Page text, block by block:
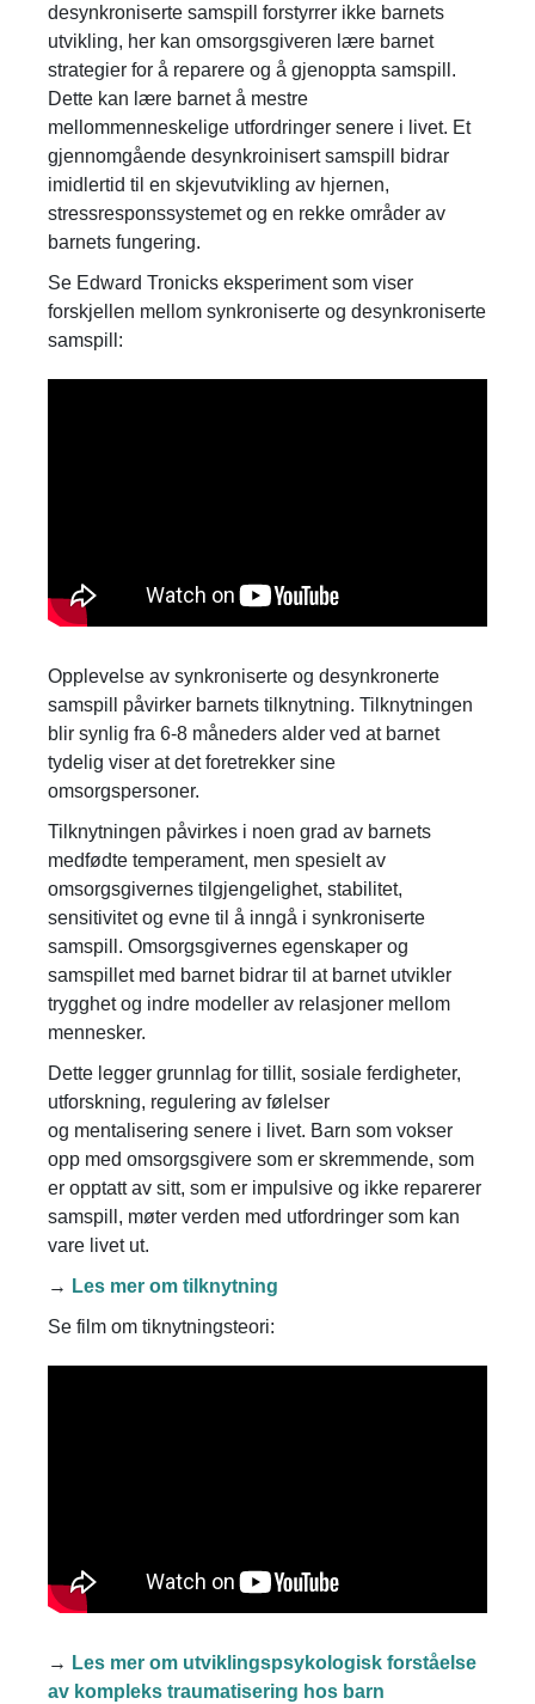
desynkroniserte samspill forstyrrer ikke barnets
utvikling, her kan omsorgsgiveren lære barnet
strategier for å reparere og å gjenoppta samspill.
Dette kan lære barnet å mestre
mellommenneskelige utfordringer senere i livet. Et
gjennomgående desynkroinisert samspill bidrar
imidlertid til en skjevutvikling av hjernen,
stressresponssystemet og en rekke områder av
barnets fungering.
Se Edward Tronicks eksperiment som viser
forskjellen mellom synkroniserte og desynkroniserte
samspill:
Opplevelse av synkroniserte og desynkronerte
samspill påvirker barnets tilknytning. Tilknytningen
blir synlig fra 6-8 måneders alder ved at barnet
tydelig viser at det foretrekker sine
omsorgspersoner.
Tilknytningen påvirkes i noen grad av barnets
medfødte temperament, men spesielt av
omsorgsgivernes tilgjengelighet, stabilitet,
sensitivitet og evne til å inngå i synkroniserte
samspill. Omsorgsgivernes egenskaper og
samspillet med barnet bidrar til at barnet utvikler
trygghet og indre modeller av relasjoner mellom
mennesker.
Dette legger grunnlag for tillit, sosiale ferdigheter,
utforskning, regulering av følelser
og mentalisering senere i livet. Barn som vokser
opp med omsorgsgivere som er skremmende, som
er opptatt av sitt, som er impulsive og ikke reparerer
samspill, møter verden med utfordringer som kan
vare livet ut.
→ Les mer om tilknytning
Se film om tiknytningsteori:
→ Les mer om utviklingspsykologisk forståelse
av kompleks traumatisering hos barn